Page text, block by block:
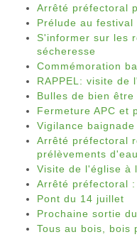
Arrêté préfectoral
Prélude au
S'informer sur les
sécheresse
Commémoration
RAPPEL: visite de
Bulles de bien
Fermeture APC et
Vigilance baignade
Arrêté préfectoral
prélèvements
Visite de l'église à
Arrêté préfectoral
Pont du 14 juillet
Prochaine sortie
Tous au bois, bois